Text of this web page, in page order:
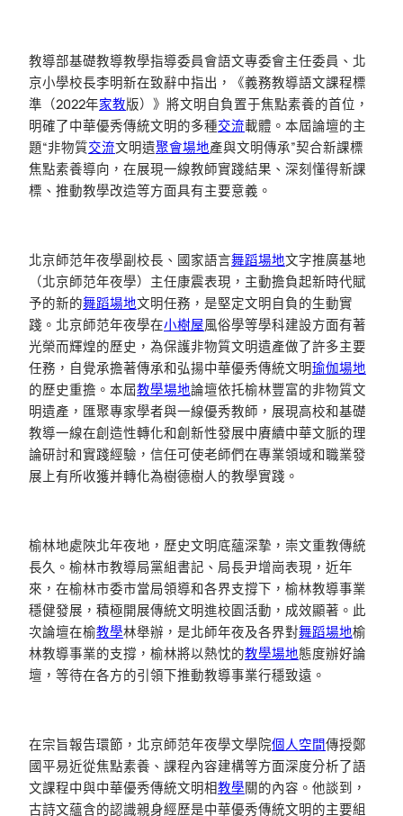
教導部基礎教導教學指導委員會語文專委會主任委員、北
京小學校長李明新在致辭中指出，《義務教導語文課程標
準（2022年家教版）》將文明自負置于焦點素養的首位，
明確了中華優秀傳統文明的多種交流載體。本屆論壇的主
題“非物質交流文明遺聚會場地產與文明傳承”契合新課標
焦點素養導向，在展現一線教師實踐結果、深刻懂得新課
標、推動教學改造等方面具有主要意義。
北京師范年夜學副校長、國家語言舞蹈場地文字推廣基地
（北京師范年夜學）主任康震表現，主動擔負起新時代賦
予的新的舞蹈場地文明任務，是堅定文明自負的生動實
踐。北京師范年夜學在小樹屋風俗學等學科建設方面有著
光榮而輝煌的歷史，為保護非物質文明遺產做了許多主要
任務，自覺承擔著傳承和弘揚中華優秀傳統文明瑜伽場地
的歷史重擔。本屆教學場地論壇依托榆林豐富的非物質文
明遺產，匯聚專家學者與一線優秀教師，展現高校和基礎
教導一線在創造性轉化和創新性發展中賡續中華文脈的理
論研討和實踐經驗，信任可使老師們在專業領域和職業發
展上有所收獲并轉化為樹德樹人的教學實踐。
榆林地處陜北年夜地，歷史文明底蘊深摯，崇文重教傳統
長久。榆林市教導局黨組書記、局長尹增崗表現，近年
來，在榆林市委市當局領導和各界支撐下，榆林教導事業
穩健發展，積極開展傳統文明進校園活動，成效顯著。此
次論壇在榆教學林舉辦，是北師年夜及各界對舞蹈場地榆
林教導事業的支撐，榆林將以熱忱的教學場地態度辦好論
壇，等待在各方的引領下推動教導事業行穩致遠。
在宗旨報告環節，北京師范年夜學文學院個人空間傳授鄭
國平易近從焦點素養、課程內容建構等方面深度分析了語
文課程中與中華優秀傳統文明相教學關的內容。他談到，
古詩文蘊含的認識親身經歷是中華優秀傳統文明的主要組